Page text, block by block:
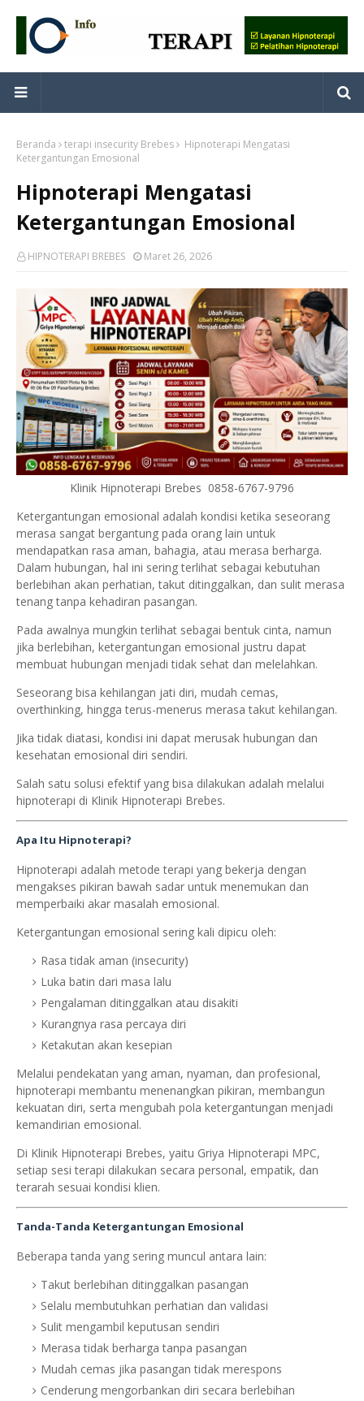
Beranda terapi insecurity Brebes
Hipnoterapi Mengatasi
Ketergantungan Emosional
Hipnoterapi Mengatasi
Ketergantungan Emosional
HIPNOTERAPI BREBES Maret 26, 2026
Klinik Hipnoterapi Brebes 0858-6767-9796
Ketergantungan emosional adalah kondisi ketika seseorang
merasa sangat bergantung pada orang lain untuk
mendapatkan rasa aman, bahagia, atau merasa berharga.
Dalam hubungan, hal ini sering terlihat sebagai kebutuhan
berlebihan akan perhatian, takut ditinggalkan, dan sulit merasa
tenang tanpa kehadiran pasangan.
Pada awalnya mungkin terlihat sebagai bentuk cinta, namun
jika berlebihan, ketergantungan emosional justru dapat
membuat hubungan menjadi tidak sehat dan melelahkan.
Seseorang bisa kehilangan jati diri, mudah cemas,
overthinking, hingga terus-menerus merasa takut kehilangan.
Jika tidak diatasi, kondisi ini dapat merusak hubungan dan
kesehatan emosional diri sendiri.
Salah satu solusi efektif yang bisa dilakukan adalah melalui
hipnoterapi di Klinik Hipnoterapi Brebes.
Apa Itu Hipnoterapi?
Hipnoterapi adalah metode terapi yang bekerja dengan
mengakses pikiran bawah sadar untuk menemukan dan
memperbaiki akar masalah emosional.
Ketergantungan emosional sering kali dipicu oleh:
Rasa tidak aman (insecurity)
Luka batin dari masa lalu
Pengalaman ditinggalkan atau disakiti
Kurangnya rasa percaya diri
Ketakutan akan kesepian
Melalui pendekatan yang aman, nyaman, dan profesional,
hipnoterapi membantu menenangkan pikiran, membangun
kekuatan diri, serta mengubah pola ketergantungan menjadi
kemandirian emosional.
Di Klinik Hipnoterapi Brebes, yaitu Griya Hipnoterapi MPC,
setiap sesi terapi dilakukan secara personal, empatik, dan
terarah sesuai kondisi klien.
Tanda-Tanda Ketergantungan Emosional
Beberapa tanda yang sering muncul antara lain:
Takut berlebihan ditinggalkan pasangan
Selalu membutuhkan perhatian dan validasi
Sulit mengambil keputusan sendiri
Merasa tidak berharga tanpa pasangan
Mudah cemas jika pasangan tidak merespons
Cenderung mengorbankan diri secara berlebihan